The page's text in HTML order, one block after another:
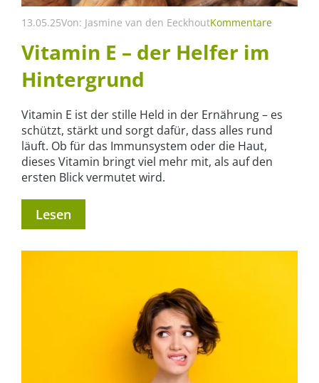
13.05.25Von: Jasmine van den EeckhoutKommentare
Vitamin E – der Helfer im
Hintergrund
Vitamin E ist der stille Held in der Ernährung – es
schützt, stärkt und sorgt dafür, dass alles rund
läuft. Ob für das Immunsystem oder die Haut,
dieses Vitamin bringt viel mehr mit, als auf den
ersten Blick vermutet wird.
Lesen